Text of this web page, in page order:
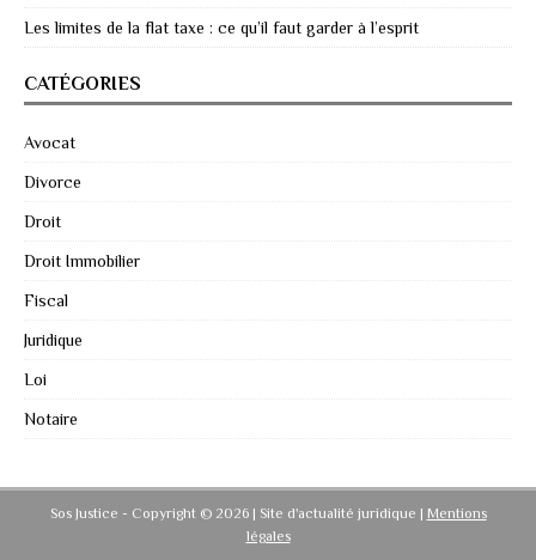
Les limites de la flat taxe : ce qu’il faut garder à l’esprit
CATÉGORIES
Avocat
Divorce
Droit
Droit Immobilier
Fiscal
Juridique
Loi
Notaire
Sos Justice - Copyright © 2026 | Site d'actualité juridique | Mentions
légales